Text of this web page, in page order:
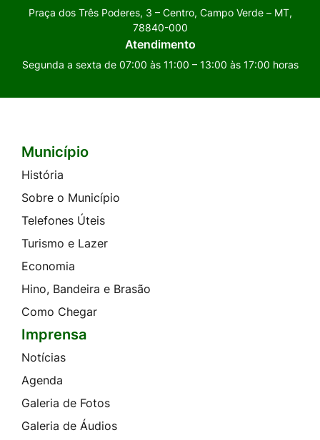
Praça dos Três Poderes, 3 – Centro, Campo Verde – MT,
78840-000
Atendimento
Segunda a sexta de 07:00 às 11:00 – 13:00 às 17:00 horas
Seção do Rodapé e Contato
Município
História
Sobre o Município
Telefones Úteis
Turismo e Lazer
Economia
Hino, Bandeira e Brasão
Como Chegar
Imprensa
Notícias
Agenda
Galeria de Fotos
Galeria de Áudios